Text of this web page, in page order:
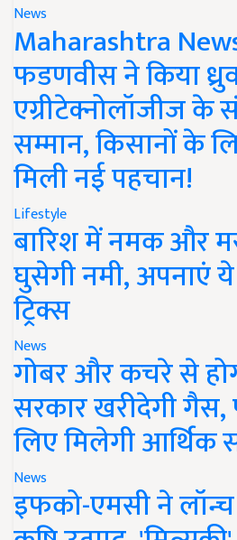
News
Maharashtra
फडणवीस ने किया
एग्रीटेक्नोलॉजीज के
सम्मान, किसानों के
मिली नई पहचान!
Lifestyle
बारिश में नमक और
घुसेगी नमी, अपनाएं
ट्रिक्स
News
गोबर और कचरे से
सरकार खरीदेगी
लिए मिलेगी आर्थिक
News
इफको-एमसी ने